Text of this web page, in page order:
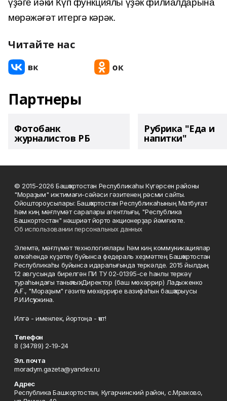
үҙәге йәки Күп функциялы үҙәк филиалдарына
мөрәжәғәт итергә кәрәк.
Читайте нас
Партнеры
Фотобанк
журналистов РБ
Рубрика "Еда и
напитки"
© 2015-2026 Башҡортостан Республикаһы Күгәрсен районы
"Мораҙым" ижтимағи-сәйәси гәзитенең рәсми сайты.
Ойоштороусылары: Башҡортостан Республикаһының Матбуғат
һәм киң мәғлүмәт саралары агентлығы, "Республика
Башкортостан" нәшриәт йорто акционерҙар йәмғиәте.
Об использовании персональных данных
Элемтә, мәғлүмәт технологиялары һәм киң коммуникациялар
өлкәһендә күҙәтеү буйынса федераль хеҙмәттең Башҡортостан
Республикаһы буйынса идаралығында теркәлде. 2015 йылдың
12 авгусында бирелгән ПИ ТУ 02-01395-се һанлы теркәү
тураһындағы таныҡлыҡ. Директор (баш мөхәррир) Ладыженко
А.Ғ., "Мораҙым" гәзите мөхәррире вазифаһын башҡарыусы
Р.И.Исҡужина.
Илгә - именлек, йортоңа - ҡот!
Телефон
8 (34789) 2-19-24
Эл. почта
moradym.gazeta@yandex.ru
Адрес
Республика Башкортостан, Кугарчинский район, с.Мраково,